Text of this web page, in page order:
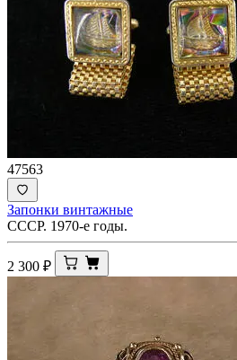
47563
Запонки винтажные
СССР. 1970-е годы.
2 300 ₽